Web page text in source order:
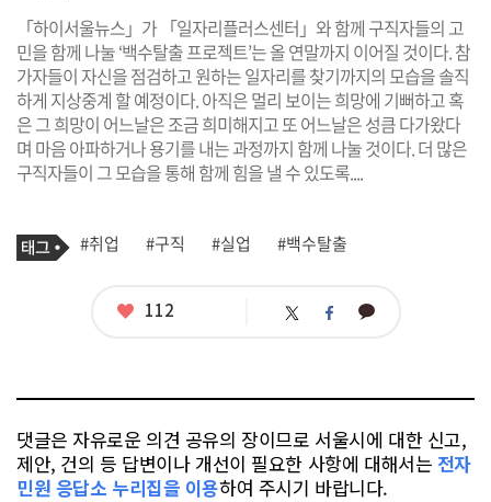
「하이서울뉴스」가 「일자리플러스센터」와 함께 구직자들의 고
민을 함께 나눌 ‘백수탈출 프로젝트’는 올 연말까지 이어질 것이다. 참
가자들이 자신을 점검하고 원하는 일자리를 찾기까지의 모습을 솔직
하게 지상중계 할 예정이다. 아직은 멀리 보이는 희망에 기뻐하고 혹
은 그 희망이 어느날은 조금 희미해지고 또 어느날은 성큼 다가왔다
며 마음 아파하거나 용기를 내는 과정까지 함께 나눌 것이다. 더 많은
구직자들이 그 모습을 통해 함께 힘을 낼 수 있도록....
기
사
태
그
#취업 #구직 #실업 #백수탈출
좋
112 트 페 카
댓글은 자유로운 의견 공유의 장이므로 서울시에 대한 신고,
제안, 건의 등 답변이나 개선이 필요한 사항에 대해서는 전자
민원 응답소 누리집을 이용하여 주시기 바랍니다.